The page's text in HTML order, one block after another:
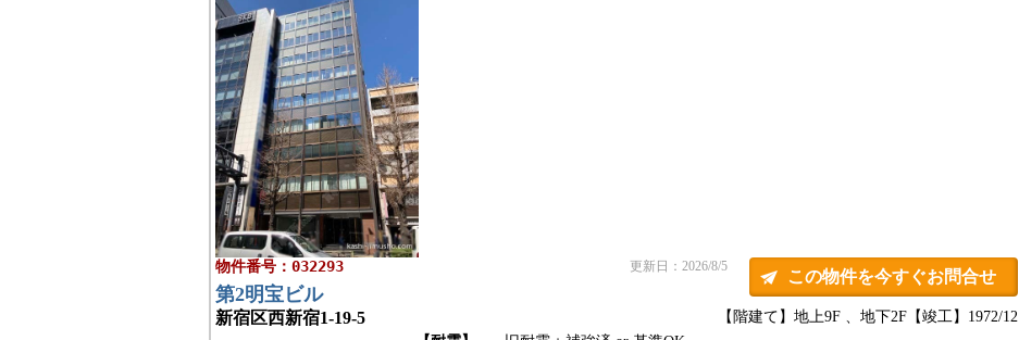
物件番号：032293 更新日：2026/8/5
この物件を今すぐお問合せ
第2明宝ビル
新宿区西新宿1-19-5 【竣工】1972/12
【階建て】地上9F 、地下2F